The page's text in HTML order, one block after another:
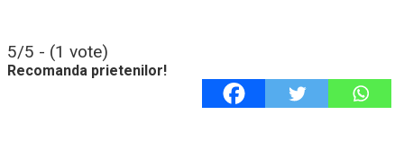
5/5 - (1 vote)
Recomanda prietenilor!